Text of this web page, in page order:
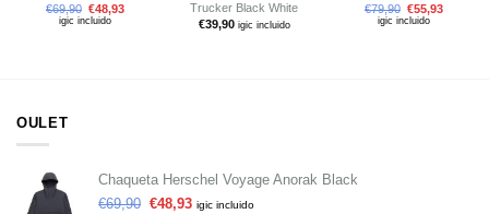
€69,90 €48,93
igic incluido
Trucker Black White
€39,90 igic incluido
€79,90 €55,93
igic incluido
OULET
Chaqueta Herschel Voyage Anorak Black
€69,90 €48,93 igic incluido